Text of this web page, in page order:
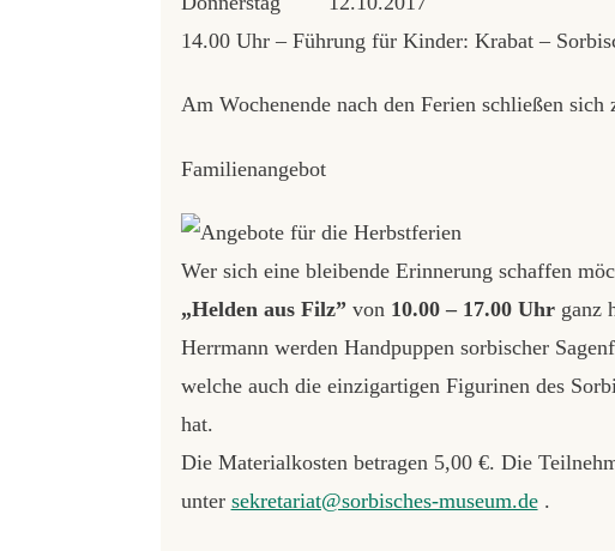
14.00 Uhr – Führung für Kinder: Krabat –
Am Wochenende nach den Ferien schließen
Familienangebot
Wer sich eine bleibende Erinnerung schaffen
„Helden aus Filz” von 10.00 – 17.00 Uhrganz
Herrmann werden Handpuppen sorbischer
welche auch die einzigartigen Figurinen des
hat.
Die Materialkosten betragen 5,00 €. Die
unter sekretariat@sorbisches-museum.de.